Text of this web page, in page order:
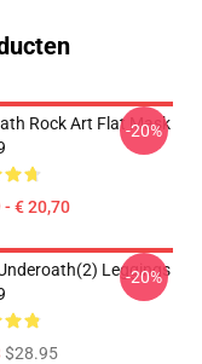
Rock Art Flat Mask
- € 20,70
-20%
Leggings
$28.95
-20%